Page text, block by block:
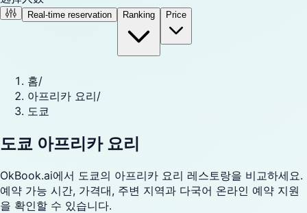
Real-time reservation Ranking Price
홈/
아프리카 요리/
도쿄
도쿄 아프리카 요리
OkBook.ai에서 도쿄의 아프리카 요리 레스토랑을 비교하세요.
예약 가능 시간, 가격대, 주변 지역과 다국어 온라인 예약 지원
을 확인할 수 있습니다.